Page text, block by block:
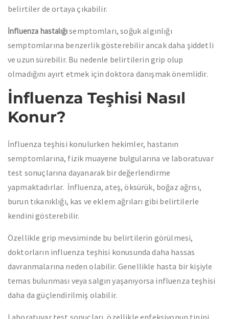
belirtiler de ortaya çıkabilir.
İnfluenza hastalığısemptomları, soğuk algınlığı
semptomlarına benzerlik gösterebilir ancak daha şiddetli
ve uzun sürebilir. Bu nedenle belirtilerin grip olup
olmadığını ayırt etmek için doktora danışmak önemlidir.
İnfluenza Teşhisi Nasıl
Konur?
İnfluenza teşhisi konulurken hekimler, hastanın
semptomlarına, fizik muayene bulgularına ve laboratuvar
test sonuçlarına dayanarak bir değerlendirme
yapmaktadırlar. İnfluenza, ateş, öksürük, boğaz ağrısı,
burun tıkanıklığı, kas ve eklem ağrıları gibi belirtilerle
kendini gösterebilir.
Özellikle grip mevsiminde bu belirtilerin görülmesi,
doktorların influenza teşhisi konusunda daha hassas
davranmalarına neden olabilir. Genellikle hasta bir kişiyle
temas bulunması veya salgın yaşanıyorsa influenza teşhisi
daha da güçlendirilmiş olabilir.
Laboratuvar test sonuçları, özellikle enfeksiyonun tipini